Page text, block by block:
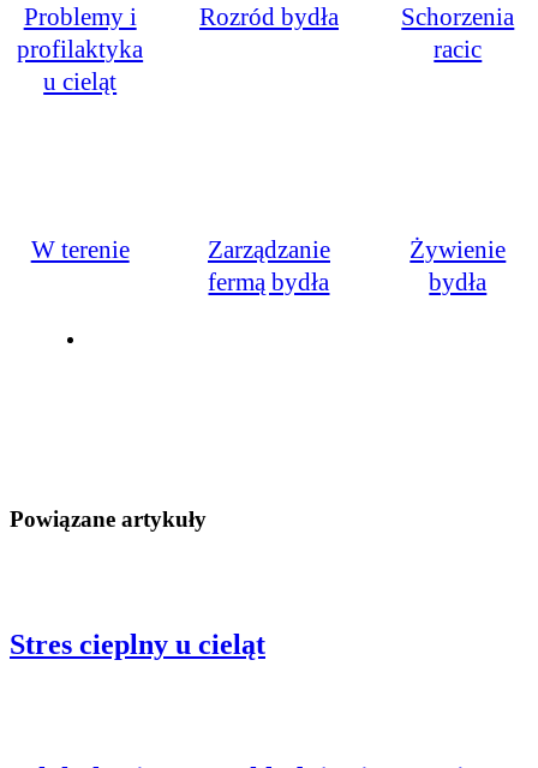
Problemy i
profilaktyka
u cieląt
Rozród bydła
Schorzenia
racic
W terenie
Zarządzanie
fermą bydła
Żywienie
bydła
Powiązane artykuły
Stres cieplny u cieląt